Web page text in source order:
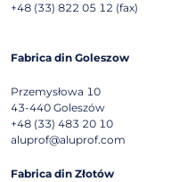
+48 (33) 822 05 12 (fax)
Fabrica din Goleszow
Przemysłowa 10
43-440 Goleszów
+48 (33) 483 20 10
aluprof@aluprof.com
Fabrica din Złotów